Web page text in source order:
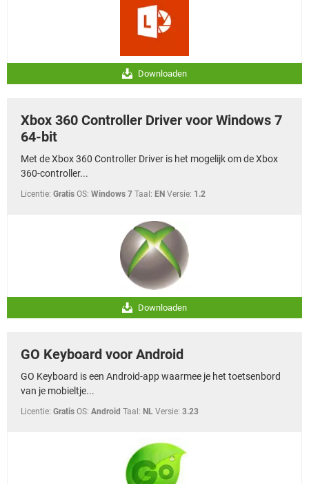
Downloaden
Xbox 360 Controller Driver voor Windows 7
64-bit
Met de Xbox 360 Controller Driver is het mogelijk om de Xbox
360-controller...
Licentie: Gratis OS: Windows 7 Taal: EN Versie: 1.2
Downloaden
GO Keyboard voor Android
GO Keyboard is een Android-app waarmee je het toetsenbord
van je mobieltje...
Licentie: Gratis OS: Android Taal: NL Versie: 3.23